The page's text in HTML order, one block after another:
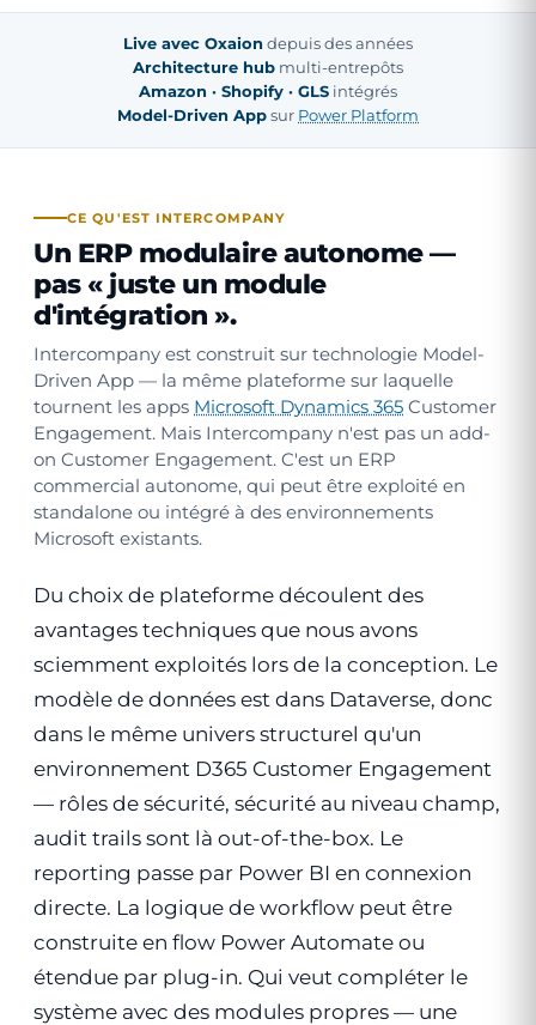
Live avec Oxaion depuis des années
Architecture hub multi-entrepôts
Amazon · Shopify · GLS intégrés
Model-Driven App sur Power Platform
CE QU'EST INTERCOMPANY
Un ERP modulaire autonome —
pas « juste un module
d'intégration ».
Intercompany est construit sur technologie Model-
Driven App — la même plateforme sur laquelle
tournent les apps Microsoft Dynamics 365 Customer
Engagement. Mais Intercompany n'est pas un add-
on Customer Engagement. C'est un ERP
commercial autonome, qui peut être exploité en
standalone ou intégré à des environnements
Microsoft existants.
Du choix de plateforme découlent des
avantages techniques que nous avons
sciemment exploités lors de la conception. Le
modèle de données est dans Dataverse, donc
dans le même univers structurel qu'un
environnement D365 Customer Engagement
— rôles de sécurité, sécurité au niveau champ,
audit trails sont là out-of-the-box. Le
reporting passe par Power BI en connexion
directe. La logique de workflow peut être
construite en flow Power Automate ou
étendue par plug-in. Qui veut compléter le
système avec des modules propres — une